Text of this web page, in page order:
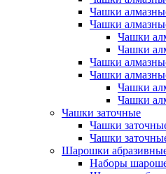
Чашки
Чашки
Чашки
Чашки
Чашки
Чашки
Чашки
Чашки
Чашки заточные
Чашки
Чашки
Шарошки
Наборы